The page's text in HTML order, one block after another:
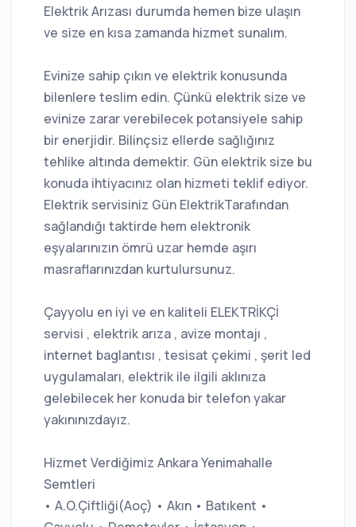
Elektrik Arızası durumda hemen bize ulaşın
ve size en kısa zamanda hizmet sunalım.
Evinize sahip çıkın ve elektrik konusunda
bilenlere teslim edin. Çünkü elektrik size ve
evinize zarar verebilecek potansiyele sahip
bir enerjidir. Bilinçsiz ellerde sağlığınız
tehlike altında demektir. Gün elektrik size bu
konuda ihtiyacınız olan hizmeti teklif ediyor.
Elektrik servisiniz Gün ElektrikTarafından
sağlandığı taktirde hem elektronik
eşyalarınızın ömrü uzar hemde aşırı
masraflarınızdan kurtulursunuz.
Çayyolu en iyi ve en kaliteli ELEKTRİKÇİ
servisi , elektrik arıza , avize montajı ,
internet baglantısı , tesisat çekimi , şerit led
uygulamaları, elektrik ile ilgili aklınıza
gelebilecek her konuda bir telefon yakar
yakınınızdayız.
Hizmet Verdiğimiz Ankara Yenimahalle
Semtleri
• A.O.Çiftliği(Aoç) • Akın • Batıkent •